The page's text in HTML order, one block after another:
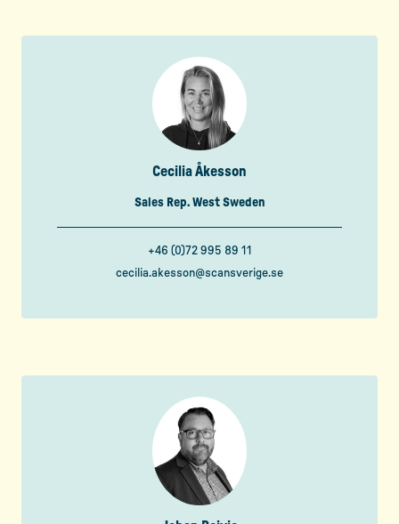
Cecilia Åkesson
Sales Rep. West Sweden
+46 (0)72 995 89 11
cecilia.akesson@scansverige.se